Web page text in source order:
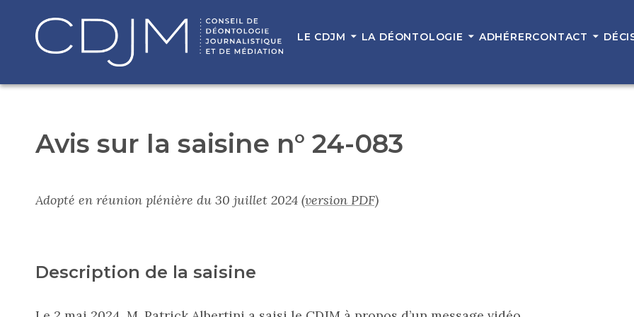
LE CDJM LA DÉONTOLOGIE ADHÉRERCONTACT
Avis sur la saisine n° 24-083
Adopté en réunion plénière du 30 juillet 2024 (version PDF)
Description de la saisine